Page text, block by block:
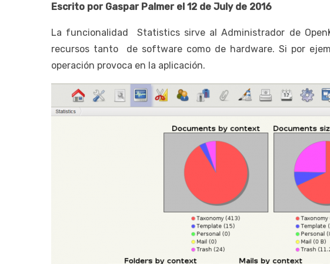
Escrito por Gaspar Palmer el 12 de July de 2016
La funcionalidad Statistics sirve al Administrador de
recursos tanto de software como de hardware. Si por
operación provoca en la aplicación.